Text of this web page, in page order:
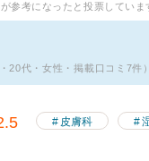
参考になったと投票していま
20代・女性・掲載口コミ7件）
皮膚科